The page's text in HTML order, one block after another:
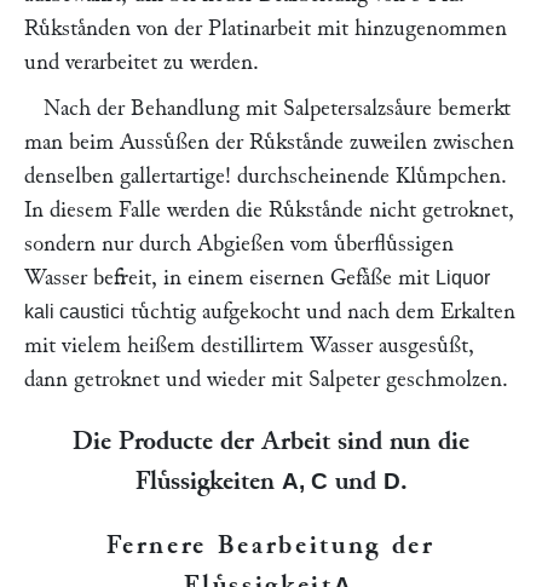
Ruͤkstaͤnden von der Platinarbeit mit hinzugenommen
und verarbeitet zu werden.
Nach der Behandlung mit Salpetersalzsaͤure bemerkt
man beim Aussuͤßen der Ruͤkstaͤnde zuweilen zwischen
denselben gallertartige! durchscheinende Kluͤmpchen.
In diesem Falle werden die Ruͤkstaͤnde nicht getroknet,
sondern nur durch Abgießen vom uͤberfluͤssigen
Wasser befreit, in einem eisernen Gefaͤße mit Liquor
kali caustici tuͤchtig aufgekocht und nach dem Erkalten
mit vielem heißem destillirtem Wasser ausgesuͤßt,
dann getroknet und wieder mit Salpeter geschmolzen.
Die Producte der Arbeit sind nun die
Fluͤssigkeiten A, C und D.
Fernere Bearbeitung der